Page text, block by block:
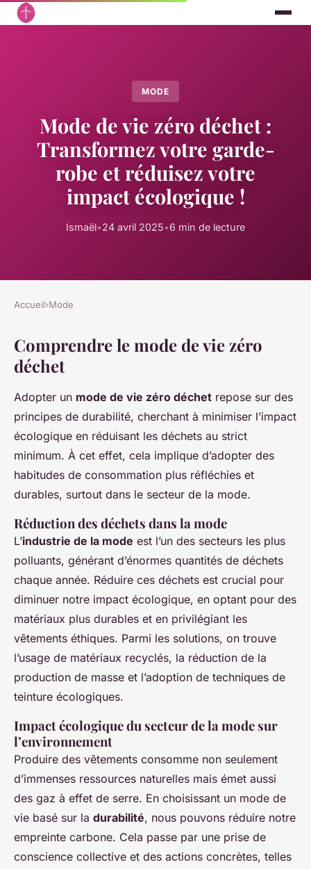
MODE
Mode de vie zéro déchet :
Transformez votre garde-
robe et réduisez votre
impact écologique !
Ismaël•24 avril 2025•6 min de lecture
Accueil›Mode
Comprendre le mode de vie zéro
déchet
Adopter un mode de vie zéro déchet repose sur des
principes de durabilité, cherchant à minimiser l’impact
écologique en réduisant les déchets au strict
minimum. À cet effet, cela implique d’adopter des
habitudes de consommation plus réfléchies et
durables, surtout dans le secteur de la mode.
Réduction des déchets dans la mode
L’industrie de la mode est l’un des secteurs les plus
polluants, générant d’énormes quantités de déchets
chaque année. Réduire ces déchets est crucial pour
diminuer notre impact écologique, en optant pour des
matériaux plus durables et en privilégiant les
vêtements éthiques. Parmi les solutions, on trouve
l’usage de matériaux recyclés, la réduction de la
production de masse et l’adoption de techniques de
teinture écologiques.
Impact écologique du secteur de la mode sur
l’environnement
Produire des vêtements consomme non seulement
d’immenses ressources naturelles mais émet aussi
des gaz à effet de serre. En choisissant un mode de
vie basé sur la durabilité, nous pouvons réduire notre
empreinte carbone. Cela passe par une prise de
conscience collective et des actions concrètes, telles